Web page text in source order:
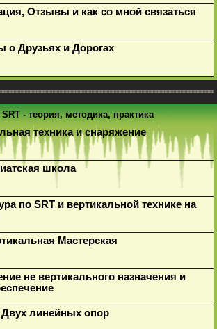
Отзывы и как со мной связаться
о Друзьях и Дорогах
- теория, методика, практика
техника и снаряжение
школа
по SRT и вертикальной технике на
Мастерская
не вертикального назначения и
Двух линейных опор